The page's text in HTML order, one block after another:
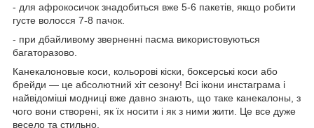
- для афрокосичок знадобиться вже 5-6 пакетів, якщо робити
густе волосся 7-8 пачок.
- при дбайливому зверненні пасма використовуються
багаторазово.
Канекалоновые коси, кольорові кіски, боксерські коси або
брейди — це абсолютний хіт сезону! Всі ікони инстаграма і
найвідоміші модниці вже давно знають, що таке канекалоны, з
чого вони створені, як їх носити і як з ними жити. Це все дуже
весело та стильно.